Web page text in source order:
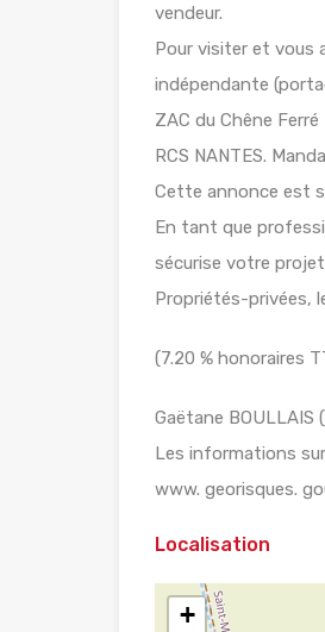
vendeur.
Pour visiter et vous
indépendante
ZAC du Chêne
RCS NANTES.
Cette annonce est
En tant que
sécurise votre
Propriétés-privées,
(7.20 % honoraires
Gaëtane BOULLAIS
Les informations
www. georisques.
Localisation
+